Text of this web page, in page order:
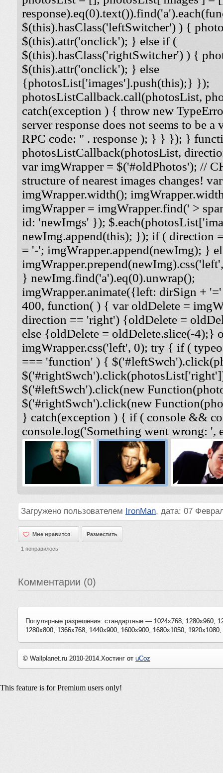
$(this).hasClass('leftSwitcher') ) {
$(this).attr('onclick'); } else if (
$(this).hasClass('rightSwitcher') ) {
$(this).attr('onclick'); } else
{photosList['images'].push(this);} });
photosListCallback.call(photosList,
catch(exception ) { throw new
server response does not seems to be
RPC code: " . response ); } } }); }
photosListCallback(photosList,
var imgWrapper = $('#oldPhotos'); //
structure of nearest images changes!
imgWrapper.width();
imgWrapper = imgWrapper.find(' >
id: 'newImgs' });
newImg.append(this); }); if ( direction
= '-'; imgWrapper.append(newImg); }
} newImg.find('a').eq(0).unwrap();
imgWrapper.animate({left: dirSign +
400, function( ) { var oldDelete =
direction == 'right') {oldDelete =
else {oldDelete = oldDelete.slice(-4);}
imgWrapper.css('left', 0); try { if (
=== 'function' ) {
$('#leftSwch').click(new
$('#rightSwch').click(new
} catch(exception ) { if ( console &&
console.log('Something went wrong:
Загружено пользователем IronMan, дата: 07
Мне нравится
Мне нравится Разместить
1 понравилось
Комментарии (0)
Популярные разрешения: стандартные — 1024x768, 1280x960,
1280x800, 1366x768, 1440x900, 1600x900, 1680x1050,
© Wallplanet.ru 2010-2014.Хостинг от uCoz
This feature is for Premium users only!